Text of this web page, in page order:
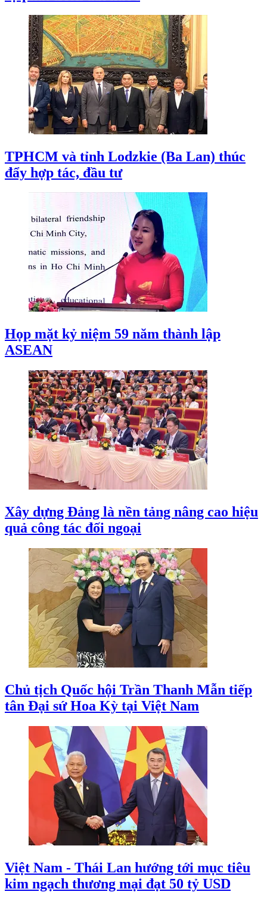
TPHCM và tỉnh Lodzkie (Ba Lan) thúc
đẩy hợp tác, đầu tư
Họp mặt kỷ niệm 59 năm thành lập
ASEAN
Xây dựng Đảng là nền tảng nâng cao hiệu
quả công tác đối ngoại
Chủ tịch Quốc hội Trần Thanh Mẫn tiếp
tân Đại sứ Hoa Kỳ tại Việt Nam
Việt Nam - Thái Lan hướng tới mục tiêu
kim ngạch thương mại đạt 50 tỷ USD